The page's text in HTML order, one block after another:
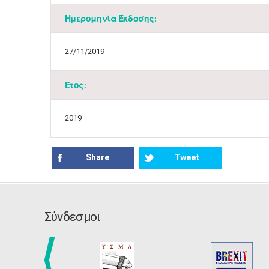
Ημερομηνία Έκδοσης:
27/11/2019
Έτος:
2019
Share Tweet
Σύνδεσμοι